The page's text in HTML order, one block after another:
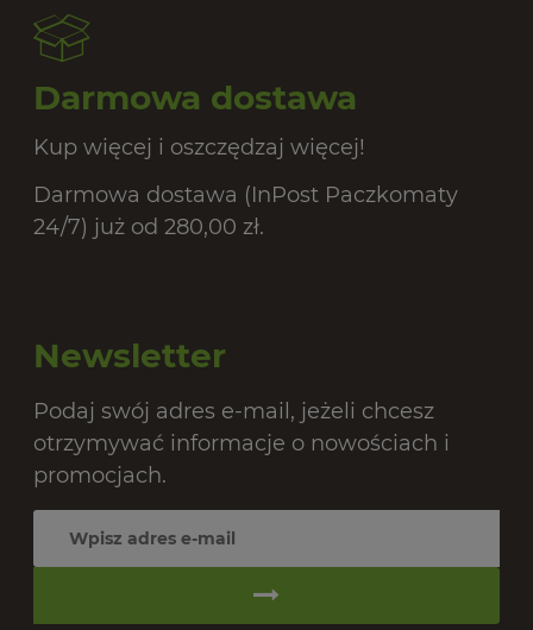
Darmowa dostawa
Kup więcej i oszczędzaj więcej!
Darmowa dostawa (InPost Paczkomaty
24/7) już od 280,00 zł.
Newsletter
Podaj swój adres e-mail, jeżeli chcesz
otrzymywać informacje o nowościach i
promocjach.